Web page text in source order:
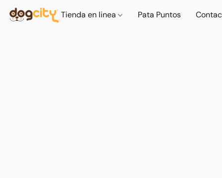
Tienda en linea Pata Puntos